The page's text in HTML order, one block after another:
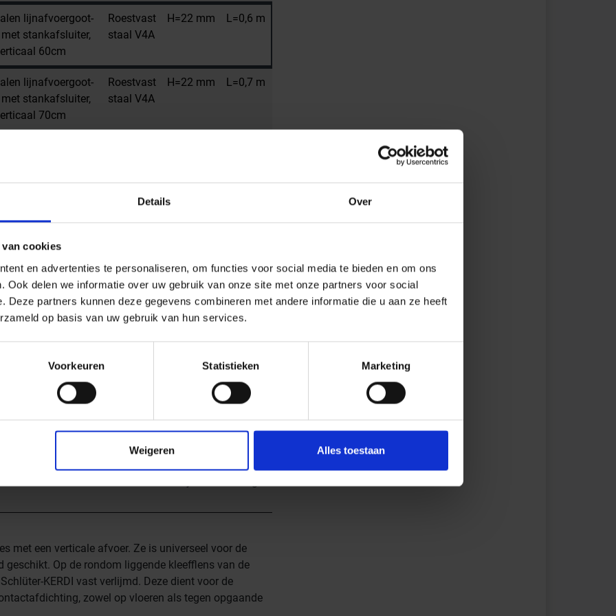
Details Over
van cookies
en advertenties te personaliseren, om functies voor social media te bieden en om ons
Ook delen we informatie over uw gebruik van onze site met onze partners voor social
Deze partners kunnen deze gegevens combineren met andere informatie die u aan ze heeft
op basis van uw gebruik van hun services.
Voorkeuren Statistieken Marketing
Weigeren Alles toestaan
lijnafvoergoot-
stankafsluiter,
60cm
Roestvast
staal V4A
H=22 mm L=0,6 m
lijnafvoergoot-
stankafsluiter,
70cm
Roestvast
staal V4A
H=22 mm L=0,7 m
stankafsluiter,
lijnafvoergoot-
stankafsluiter,
Roestvast
staal V4A
H=22 mm
Gewicht
2,206 KG/Stuk
Hoogte mm
22
0,6
Bestel-/levertijd
Levertijd 7-9 werkdagen,
met een verticale afvoer. Ze is universeel voor de
Op de rondom liggende kleefflens van de
KERDI vast verlijmd. Deze dient voor de
zowel op vloeren als tegen opgaande